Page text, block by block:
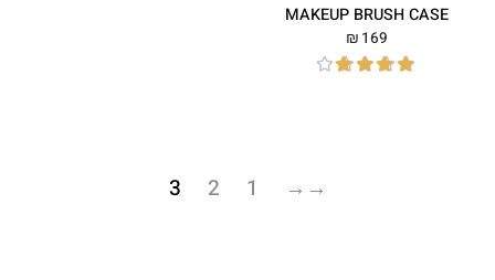
MAKEUP BRUSH CASE
₪ 169
→
1
2
3